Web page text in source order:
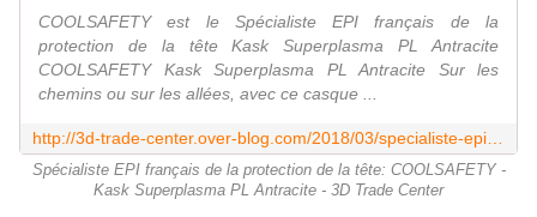
COOLSAFETY est le Spécialiste EPI français de la
protection de la tête Kask Superplasma PL Antracite
COOLSAFETY Kask Superplasma PL Antracite Sur les
chemins ou sur les allées, avec ce casque ...
Spécialiste EPI français de la protection de la tête: COOLSAFETY -
Kask Superplasma PL Antracite - 3D Trade Center